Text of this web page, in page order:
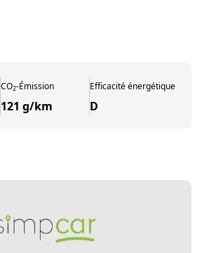
CO2-Émission
121 g/km
Efficacité énergétique
D